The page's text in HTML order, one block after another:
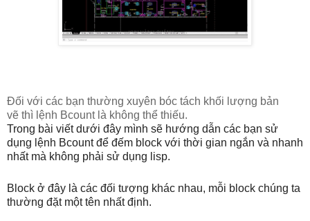
Đối với các bạn thường xuyên bóc tách khối lượng bản
vẽ thì lệnh Bcount là không thể thiếu.
Trong bài viết dưới đây mình sẽ hướng dẫn các bạn sử
dụng lệnh Bcount để đếm block với thời gian ngắn và nhanh
nhất mà không phải sử dụng lisp.
Block ở đây là các đối tượng khác nhau, mỗi block chúng ta
thường đặt một tên nhất định.